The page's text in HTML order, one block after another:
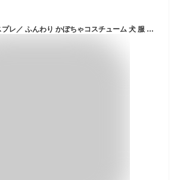
＼犬服 ハロウィン コスプレ／ ふんわり かぼちゃコスチューム 犬 服 ドッグウエア モコモコ 暖かい かぼちゃ柄 傷なめ防止 コスチューム 犬 ハロウィン 猫 ハロウィン